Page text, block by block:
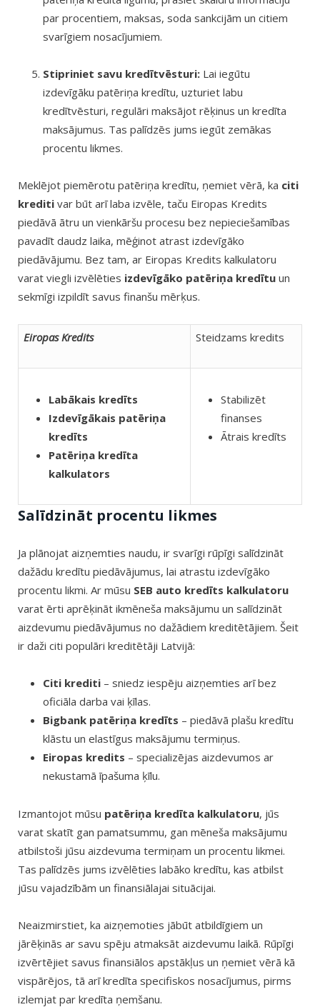
par procentiem, maksas, soda sankcijām un citiem
svarīgiem nosacījumiem.
Stipriniet savu kredītvēsturi: Lai iegūtu
izdevīgāku patēriņa kredītu, uzturiet labu
kredītvēsturi, regulāri maksājot rēķinus un kredīta
maksājumus. Tas palīdzēs jums iegūt zemākas
procentu likmes.
Meklējot piemērotu patēriņa kredītu, ņemiet vērā, ka citi
krediti var būt arī laba izvēle, taču Eiropas Kredits
piedāvā ātru un vienkāršu procesu bez nepieciešamības
pavadīt daudz laika, mēģinot atrast izdevīgāko
piedāvājumu. Bez tam, ar Eiropas Kredits kalkulatoru
varat viegli izvēlēties izdevīgāko patēriņa kredītu un
sekmīgi izpildīt savus finanšu mērķus.
Eiropas Kredits Steidzams kredits
Labākais kredīts
Izdevīgākais patēriņa
kredīts
Patēriņa kredīta
kalkulators
Stabilizēt
finanses
Ātrais kredīts
Salīdzināt procentu likmes
Ja plānojat aizņemties naudu, ir svarīgi rūpīgi salīdzināt
dažādu kredītu piedāvājumus, lai atrastu izdevīgāko
procentu likmi. Ar mūsu SEB auto kredīts kalkulatoru
varat ērti aprēķināt ikmēneša maksājumu un salīdzināt
aizdevumu piedāvājumus no dažādiem kreditētājiem. Šeit
ir daži citi populāri kreditētāji Latvijā:
Citi krediti – sniedz iespēju aizņemties arī bez
oficiāla darba vai ķīlas.
Bigbank patēriņa kredīts – piedāvā plašu kredītu
klāstu un elastīgus maksājumu termiņus.
Eiropas kredits – specializējas aizdevumos ar
nekustamā īpašuma ķīlu.
Izmantojot mūsu patēriņa kredīta kalkulatoru, jūs
varat skatīt gan pamatsummu, gan mēneša maksājumu
atbilstoši jūsu aizdevuma termiņam un procentu likmei.
Tas palīdzēs jums izvēlēties labāko kredītu, kas atbilst
jūsu vajadzībām un finansiālajai situācijai.
Neaizmirstiet, ka aizņemoties jābūt atbildīgiem un
jārēķinās ar savu spēju atmaksāt aizdevumu laikā. Rūpīgi
izvērtējiet savus finansiālos apstākļus un ņemiet vērā kā
vispārējos, tā arī kredīta specifiskos nosacījumus, pirms
izlemjat par kredīta ņemšanu.